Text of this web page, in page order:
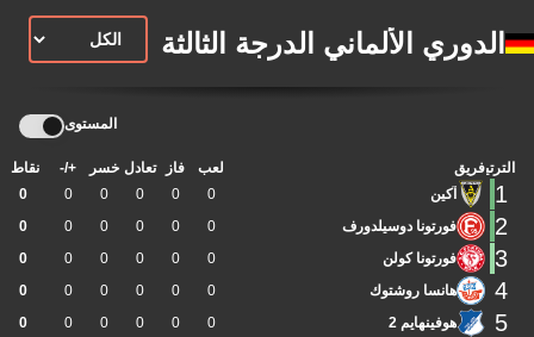
الدوري الألماني الدرجة الثالثة
المستوى
الترتيبفريق لعب فاز تعادل خسر +/- نقاط
1 آكين 0
0
0
0
0
0
2 فورتونا دوسيلدورف 0
0
0
0
0
0
3 فورتونا كولن 0
0
0
0
0
0
4 هانسا روشتوك 0
0
0
0
0
0
5 هوفينهايم 2 0
0
0
0
0
0